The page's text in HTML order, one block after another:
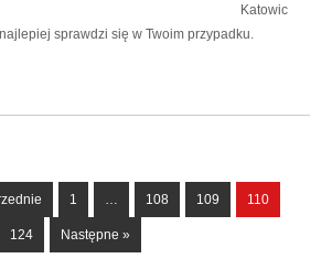
Katowic
sprawdzi się w Twoim przypadku.
1 108 109 110
124 Następne »